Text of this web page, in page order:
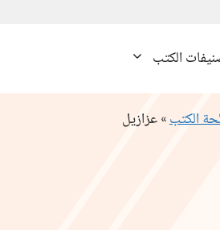
الكتب
الكتب»عزازيل